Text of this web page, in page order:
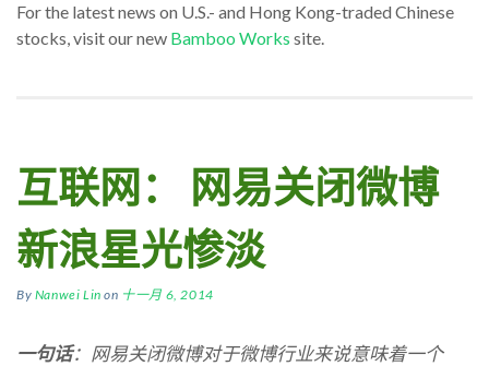
For the latest news on U.S.- and Hong Kong-traded Chinese
stocks, visit our new Bamboo Works site.
互联网： 网易关闭微博
新浪星光惨淡
By Nanwei Lin on 十一月 6, 2014
一句话：网易关闭微博对于微博行业来说意味着一个